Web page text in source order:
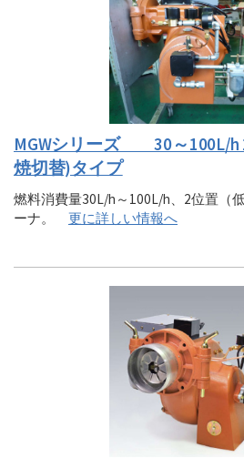
MGWシリーズ 30～100L/h
焼切替)タイプ
燃料消費量30L/h～100L/h、2位置（
ーナ。 更に詳しい情報へ